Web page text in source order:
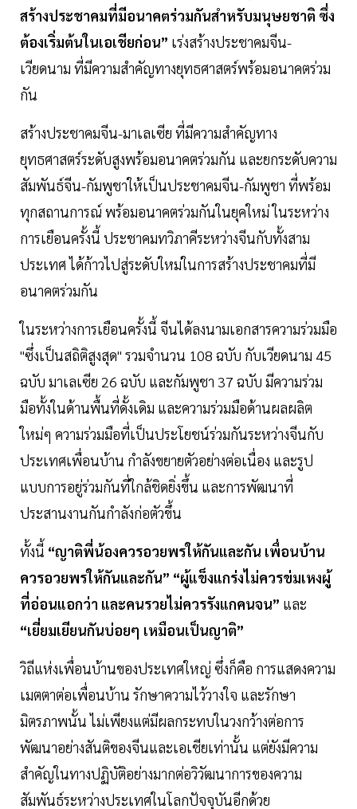
สร้างประชาคมที่มีอนาคตร่วมกันสำหรับมนุษยชาติ ซึ่ง
ต้องเริ่มต้นในเอเชียก่อน” เร่งสร้างประชาคมจีน-
เวียดนาม ที่มีความสำคัญทางยุทธศาสตร์พร้อมอนาคตร่วม
กัน
สร้างประชาคมจีน-มาเลเซีย ที่มีความสำคัญทาง
ยุทธศาสตร์ระดับสูงพร้อมอนาคตร่วมกัน และยกระดับความ
สัมพันธ์จีน-กัมพูชาให้เป็นประชาคมจีน-กัมพูชา ที่พร้อม
ทุกสถานการณ์ พร้อมอนาคตร่วมกันในยุคใหม่ ในระหว่าง
การเยือนครั้งนี้ ประชาคมทวิภาคีระหว่างจีนกับทั้งสาม
ประเทศ ได้ก้าวไปสู่ระดับใหม่ในการสร้างประชาคมที่มี
อนาคตร่วมกัน
ในระหว่างการเยือนครั้งนี้ จีนได้ลงนามเอกสารความร่วมมือ
"ซึ่งเป็นสถิติสูงสุด" รวมจำนวน 108 ฉบับ กับเวียดนาม 45
ฉบับ มาเลเซีย 26 ฉบับ และกัมพูชา 37 ฉบับ มีความร่วม
มือทั้งในด้านพื้นที่ดั้งเดิม และความร่วมมือด้านผลผลิต
ใหม่ๆ ความร่วมมือที่เป็นประโยชน์ร่วมกันระหว่างจีนกับ
ประเทศเพื่อนบ้าน กำลังขยายตัวอย่างต่อเนื่อง และรูป
แบบการอยู่ร่วมกันที่ใกล้ชิดยิ่งขึ้น และการพัฒนาที่
ประสานงานกันกำลังก่อตัวขึ้น
ทั้งนี้ “ญาติพี่น้องควรอวยพรให้กันและกัน เพื่อนบ้าน
ควรอวยพรให้กันและกัน” “ผู้แข็งแกร่งไม่ควรข่มเหงผู้
ที่อ่อนแอกว่า และคนรวยไม่ควรรังแกคนจน” และ
“เยี่ยมเยียนกันบ่อยๆ เหมือนเป็นญาติ”
วิถีแห่งเพื่อนบ้านของประเทศใหญ่ ซึ่งก็คือ การแสดงความ
เมตตาต่อเพื่อนบ้าน รักษาความไว้วางใจ และรักษา
มิตรภาพนั้น ไม่เพียงแต่มีผลกระทบในวงกว้างต่อการ
พัฒนาอย่างสันติของจีนและเอเชียเท่านั้น แต่ยังมีความ
สำคัญในทางปฏิบัติอย่างมากต่อวิวัฒนาการของความ
สัมพันธ์ระหว่างประเทศในโลกปัจจุบันอีกด้วย